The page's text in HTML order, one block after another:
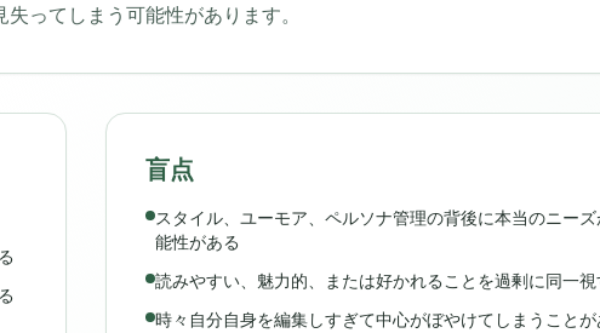
ってしまう可能性があります。
盲点
スタイル、ユーモア、ペルソナ管理の背後に本当のニー
能性がある
読みやすい、魅力的、または好かれることを過剰に同一
時々自分自身を編集しすぎて中心がぼやけてしまうこと